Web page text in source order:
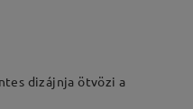
dizájnja ötvözi a